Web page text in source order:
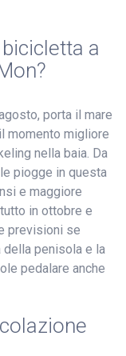
a
porta il mare
momento migliore
nella baia. Da
piogge in questa
e maggiore
in ottobre e
previsioni se
della penisola e la
pedalare anche